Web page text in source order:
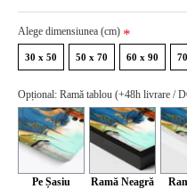
Alege dimensiunea (cm)
30 x 50 50 x 70 60 x 90
Opțional: Ramă tablou (+48h livrare /
Pe Șasiu Ramă Neagră